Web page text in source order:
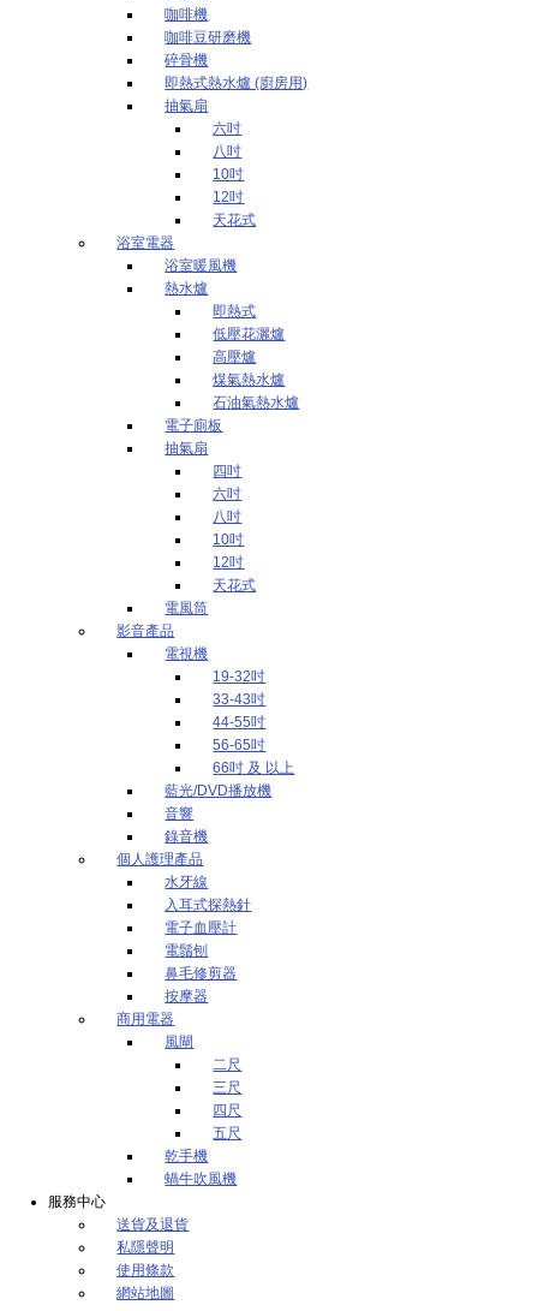
咖啡機
咖啡豆研磨機
碎骨機
即熱式熱水爐 (廚房用)
抽氣扇
六吋
八吋
10吋
12吋
天花式
浴室電器
浴室暖風機
熱水爐
即熱式
低壓花灑爐
高壓爐
煤氣熱水爐
石油氣熱水爐
電子廁板
抽氣扇
四吋
六吋
八吋
10吋
12吋
天花式
電風筒
影音產品
電視機
19-32吋
33-43吋
44-55吋
56-65吋
66吋 及 以上
藍光/DVD播放機
音響
錄音機
個人護理產品
水牙線
入耳式探熱針
電子血壓計
電鬚刨
鼻毛修剪器
按摩器
商用電器
風閘
二尺
三尺
四尺
五尺
乾手機
蝸牛吹風機
服務中心
送貨及退貨
私隱聲明
使用條款
網站地圖